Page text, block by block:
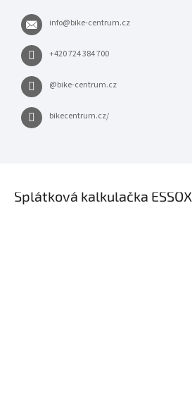
info@bike-centrum.cz
+420 724 384 700
@bike-centrum.cz
bikecentrum.cz/
Splátková kalkulačka ESSOX